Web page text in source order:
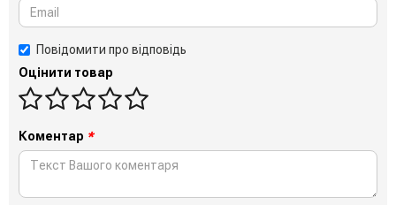
Повідомити про відповідь
Оцінити товар
Коментар *